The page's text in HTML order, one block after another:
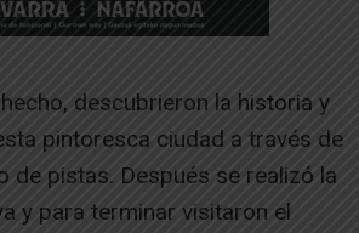
descubrieron la historia y
pintoresca ciudad a través de
de pistas. Después se realizó la
y para terminar visitaron el